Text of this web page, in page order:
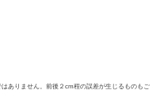
ありません。前後２cm程の誤差が生じるものもご